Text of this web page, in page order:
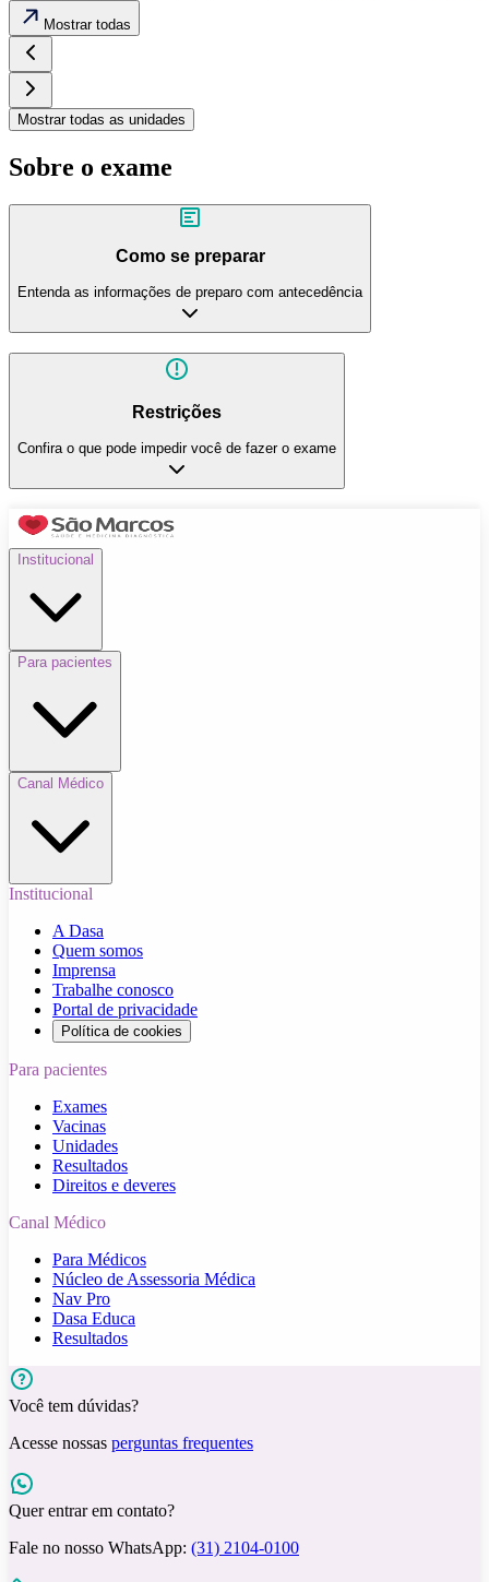
Mostrar todas
Mostrar todas as unidades
Sobre o exame
Como se preparar
Entenda as informações de preparo com antecedência
Restrições
Confira o que pode impedir você de fazer o exame
Institucional
Para pacientes
Canal Médico
Institucional
A Dasa
Quem somos
Imprensa
Trabalhe conosco
Portal de privacidade
Política de cookies
Para pacientes
Exames
Vacinas
Unidades
Resultados
Direitos e deveres
Canal Médico
Para Médicos
Núcleo de Assessoria Médica
Nav Pro
Dasa Educa
Resultados
Você tem dúvidas?
Acesse nossas perguntas frequentes
Quer entrar em contato?
Fale no nosso WhatsApp: (31) 2104-0100